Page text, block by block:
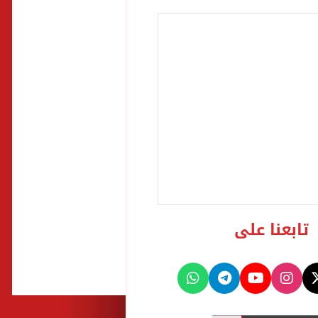
تابعنا على